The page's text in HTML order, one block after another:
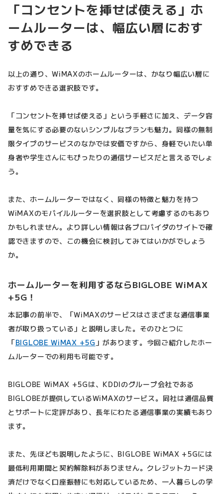
「コンセントを挿せば使える」ホ
ームルーターは、幅広い層におす
すめできる
以上の通り、WiMAXのホームルーターは、かなり幅広い層に
おすすめできる選択肢です。
「コンセントを挿せば使える」という手軽さに加え、データ容
量を気にする必要のないシンプルなプランも魅力。同様の無制
限タイプのサービスのなかでは安価ですから、身軽でいたい単
身者や学生さんにもぴったりの通信サービスだと言えるでしょ
う。
また、ホームルーターではなく、同様の特徴と魅力を持つ
WiMAXのモバイルルーターを選択肢として考慮するのもあり
かもしれません。より詳しい情報は各プロバイダのサイトで確
認できますので、この機会に検討してみてはいかがでしょう
か。
ホームルーターを利用するならBIGLOBE WiMAX
+5G！
本記事の前半で、「WiMAXのサービスはさまざまな通信事業
者が取り扱っている」と説明しました。そのひとつに
「BIGLOBE WiMAX +5G 」があります。今回ご紹介したホー
ムルーターでの利用も可能です。
BIGLOBE WiMAX +5Gは、KDDIのグループ会社である
BIGLOBEが提供しているWiMAXのサービス。同社は通信品質
とサポートに定評があり、長年にわたる通信事業の実績もあり
ます。
また、先ほども説明したように、BIGLOBE WiMAX +5Gには
最低利用期間と契約解除料がありません。クレジットカード決
済だけでなく口座振替にも対応しているため、一人暮らしの学